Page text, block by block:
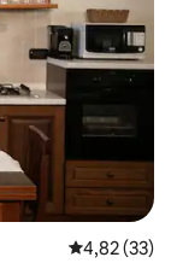
Priemerné
4,82 (33)